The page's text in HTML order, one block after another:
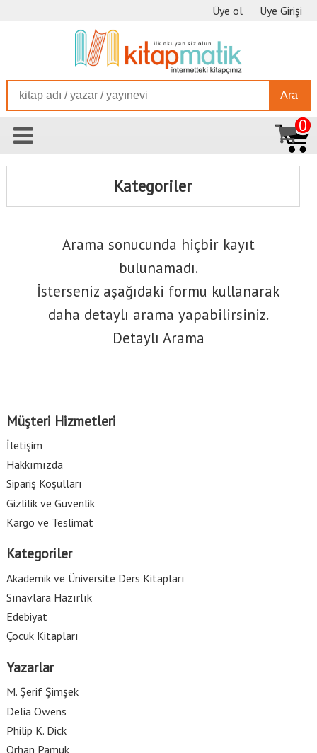
Üye ol Üye Girişi
Ara
0
Kategoriler
Arama sonucunda hiçbir kayıt
bulunamadı.
İsterseniz aşağıdaki formu kullanarak
daha detaylı arama yapabilirsiniz.
Detaylı Arama
Müşteri Hizmetleri
İletişim
Hakkımızda
Sipariş Koşulları
Gizlilik ve Güvenlik
Kargo ve Teslimat
Kategoriler
Akademik ve Üniversite Ders Kitapları
Sınavlara Hazırlık
Edebiyat
Çocuk Kitapları
Yazarlar
M. Şerif Şimşek
Delia Owens
Philip K. Dick
Orhan Pamuk